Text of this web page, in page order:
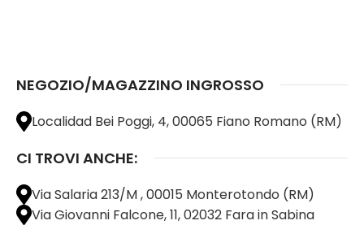
NEGOZIO/MAGAZZINO INGROSSO
Localidad Bei Poggi, 4, 00065 Fiano Romano (RM)
CI TROVI ANCHE:
Via Salaria 213/M , 00015 Monterotondo (RM)
Via Giovanni Falcone, 11, 02032 Fara in Sabina